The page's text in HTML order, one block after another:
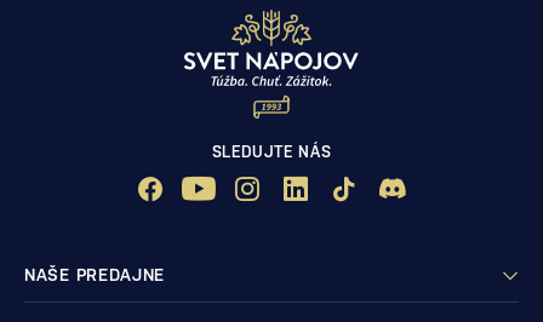
SLEDUJTE NÁS
NAŠE PREDAJNE